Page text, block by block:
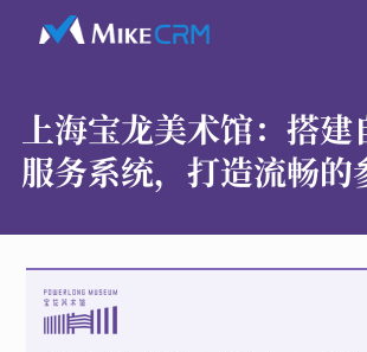
上海宝龙美术馆： 搭建
服务系统，打造流畅的